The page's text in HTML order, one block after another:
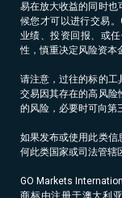
易在放大收益的同时也
候您才可以进行交易
业绩、投资回报、或
性，慎重决定风险资本
请注意，过往的标的工
交易因其存在的高风险
的风险，必要时可向第
如果发布或使用此类信
何此类国家或司法管辖
GO Markets